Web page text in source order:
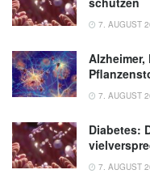
7. AUGUST
Alzheimer,
7. AUGUST
Diabetes:
7. AUGUST